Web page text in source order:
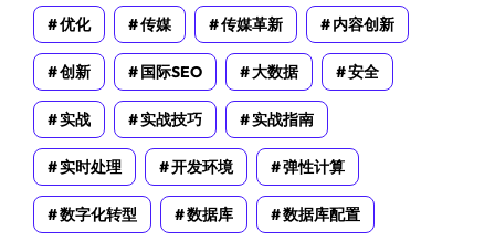
优化 传媒 传媒革新 内容创新
创新 国际SEO 大数据 安全
实战 实战技巧 实战指南
实时处理 开发环境 弹性计算
数字化转型 数据库 数据库配置